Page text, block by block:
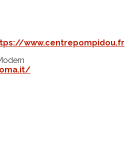
www.centrepompidou.fr